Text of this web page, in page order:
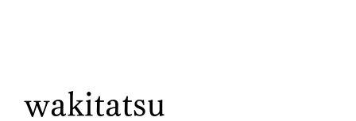
wakitatsu